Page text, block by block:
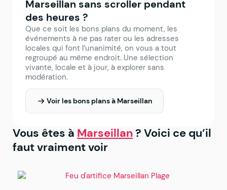
Marseillan sans scroller pendant
des heures ?
Que ce soit les bons plans du moment, les
événements à ne pas rater ou les adresses
locales qui font l’unanimité, on vous a tout
regroupé au même endroit. Une sélection
vivante, locale et à jour, à explorer sans
modération.
Voir les bons plans à Marseillan
Vous êtes à Marseillan? Voici ce qu’il
faut vraiment voir